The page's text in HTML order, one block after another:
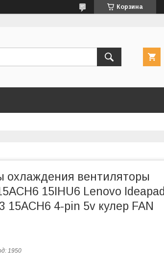
Корзина
охлаждения вентиляторы
15IHU6 Lenovo Ideapad
15ACH6 4-pin 5v кулер FAN
1950